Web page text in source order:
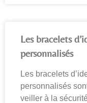
Les bracelets
personnalisés
Les bracelets
personnalisés
veiller à la